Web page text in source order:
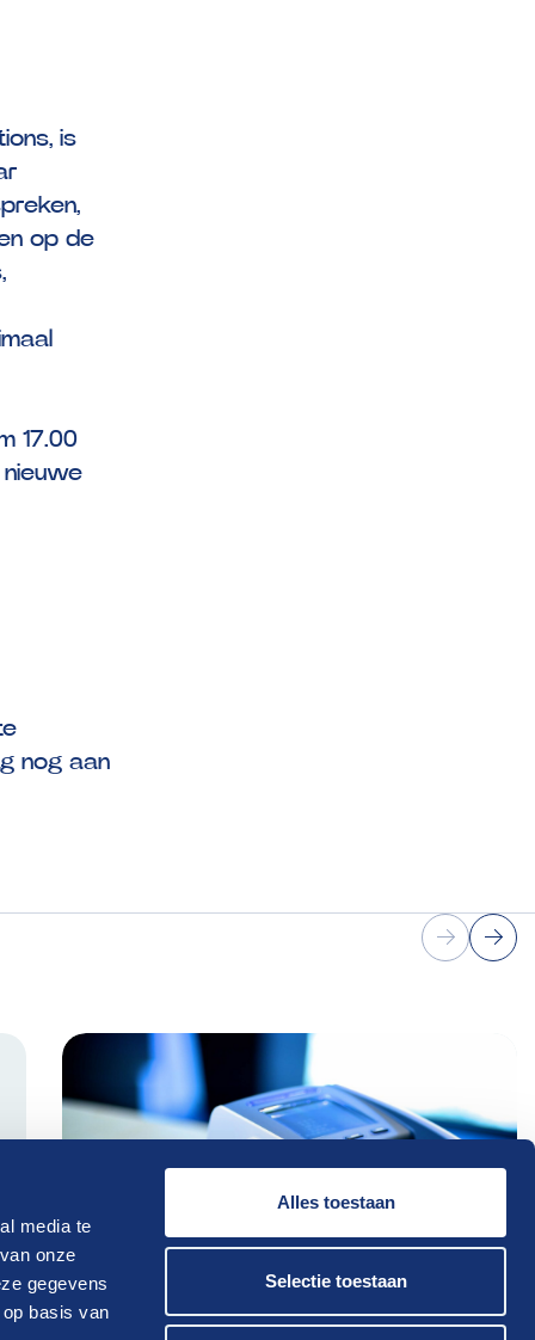
media te
onze
gegevens
basis van
Alles toestaan
Selectie toestaan
is
op de
17.00
nog aan